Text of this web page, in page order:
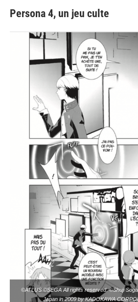
Persona 4, un jeu culte
©ATLUS ©SEGA All rights reserved. ©Shuji
Japan in 2009 by KADOKAWA